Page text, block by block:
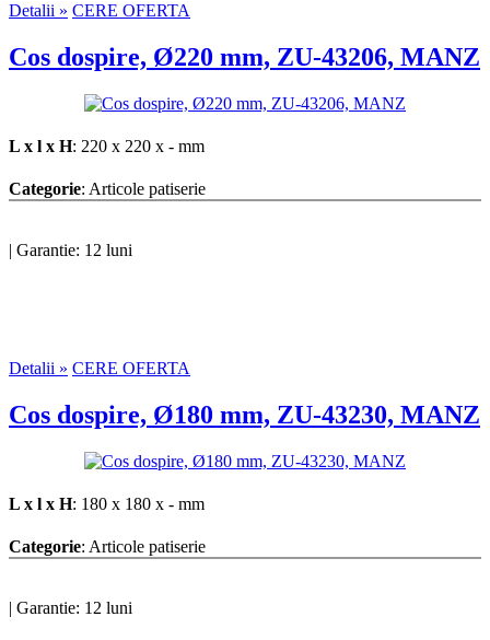
Detalii » CERE OFERTA
Cos dospire, Ø220 mm, ZU-43206, MANZ
L x l x H: 220 x 220 x - mm
Categorie: Articole patiserie
| Garantie: 12 luni
Detalii » CERE OFERTA
Cos dospire, Ø180 mm, ZU-43230, MANZ
L x l x H: 180 x 180 x - mm
Categorie: Articole patiserie
| Garantie: 12 luni